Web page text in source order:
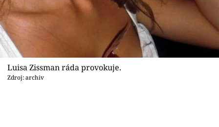
Luisa Zissman ráda provokuje.
Zdroj: archiv